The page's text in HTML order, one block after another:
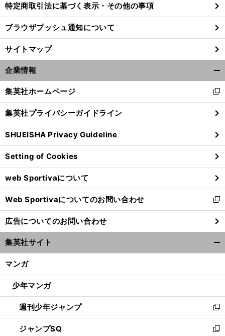
特定商取引法に基づく表示・その他の事項
ブラウザプッシュ通知について
サイトマップ
企業情報
閉
る
集英社ホームページ
新
し
い
ウ
ィ
ン
ド
ウ
で
開
く
集英社プライバシーガイドライン
SHUEISHA Privacy Guideline
Setting of Cookies
web Sportivaについて
Web Sportivaについてのお問い合わせ
新
し
い
ウ
ィ
ン
ウ
開
く
広告についてのお問い合わせ
集英社サイト
マンガ
少年マンガ
週刊少年ジャンプ
新
し
い
ジャンプSQ
新